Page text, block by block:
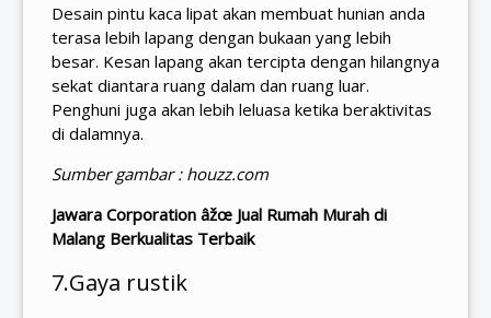
Desain pintu kaca lipat akan membuat hunian anda
terasa lebih lapang dengan bukaan yang lebih
besar. Kesan lapang akan tercipta dengan hilangnya
sekat diantara ruang dalam dan ruang luar.
Penghuni juga akan lebih leluasa ketika beraktivitas
di dalamnya.
Sumber gambar : houzz.com
Jawara Corporation âžœ Jual Rumah Murah di
Malang Berkualitas Terbaik
7.Gaya rustik